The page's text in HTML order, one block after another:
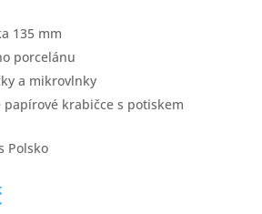
135 mm
porcelánu
a mikrovlnky
papírové krabičce s potiskem
Polsko